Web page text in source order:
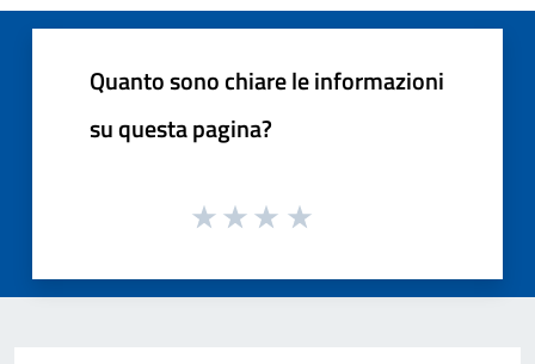
Quanto sono chiare le informazioni
su questa pagina?